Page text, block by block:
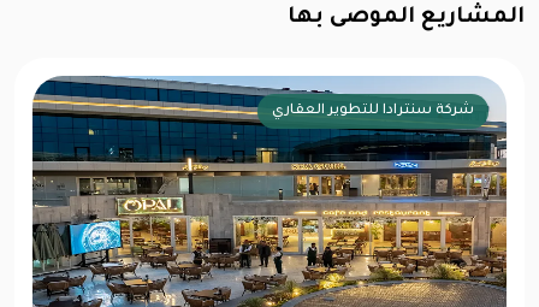
المشاريع الموصى بها
شركة سنترادا للتطوير العقاري